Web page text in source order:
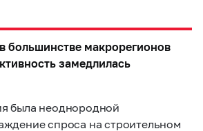
большинстве макрорегионов
замедлилась
была неоднородной
спроса на строительном